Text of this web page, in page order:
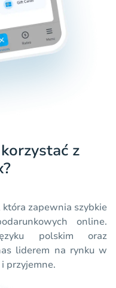
z
zapewnia szybkie
online.
polskim oraz
liderem na rynku w
przyjemne.